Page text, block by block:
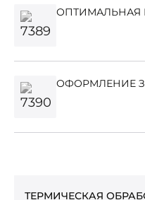
ОПТИМАЛЬНАЯ
ОФОРМЛЕНИЕ
ТЕРМИЧЕСКАЯ